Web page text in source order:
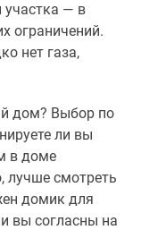
участка — в
ограничений.
нет газа,
дом? Выбор по
ли вы
в доме
лучше смотреть
домик для
вы согласны на